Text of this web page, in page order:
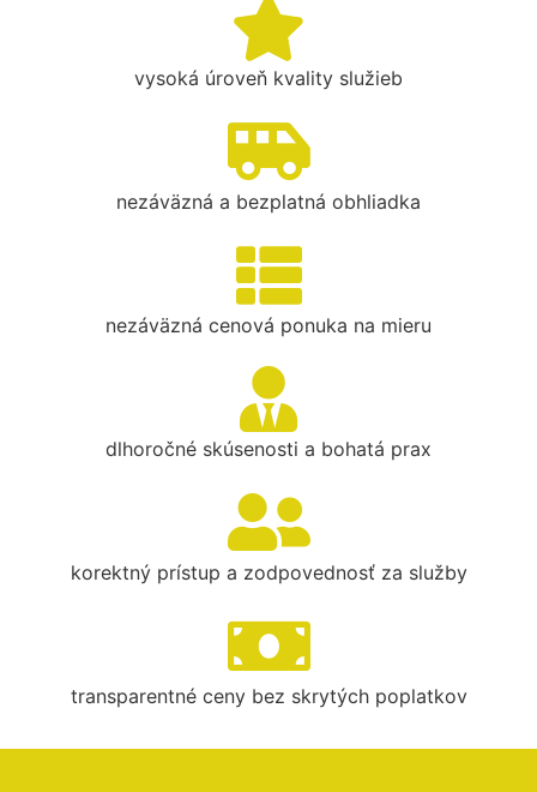
vysoká úroveň kvality služieb
nezáväzná a bezplatná obhliadka
nezáväzná cenová ponuka na mieru
dlhoročné skúsenosti a bohatá prax
korektný prístup a zodpovednosť za služby
transparentné ceny bez skrytých poplatkov